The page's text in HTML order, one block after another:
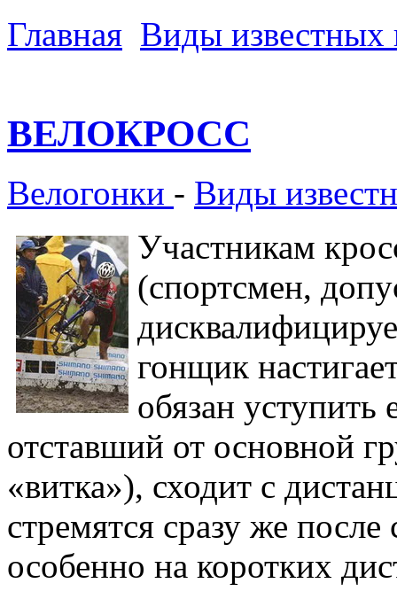
Главная Виды известных
ВЕЛОКРОСС
Велогонки - Виды
Участникам
(спортсмен,
гонщик
обязан
отставший от основной
«витка»), сходит с
стремятся сразу же после
особенно на коротких